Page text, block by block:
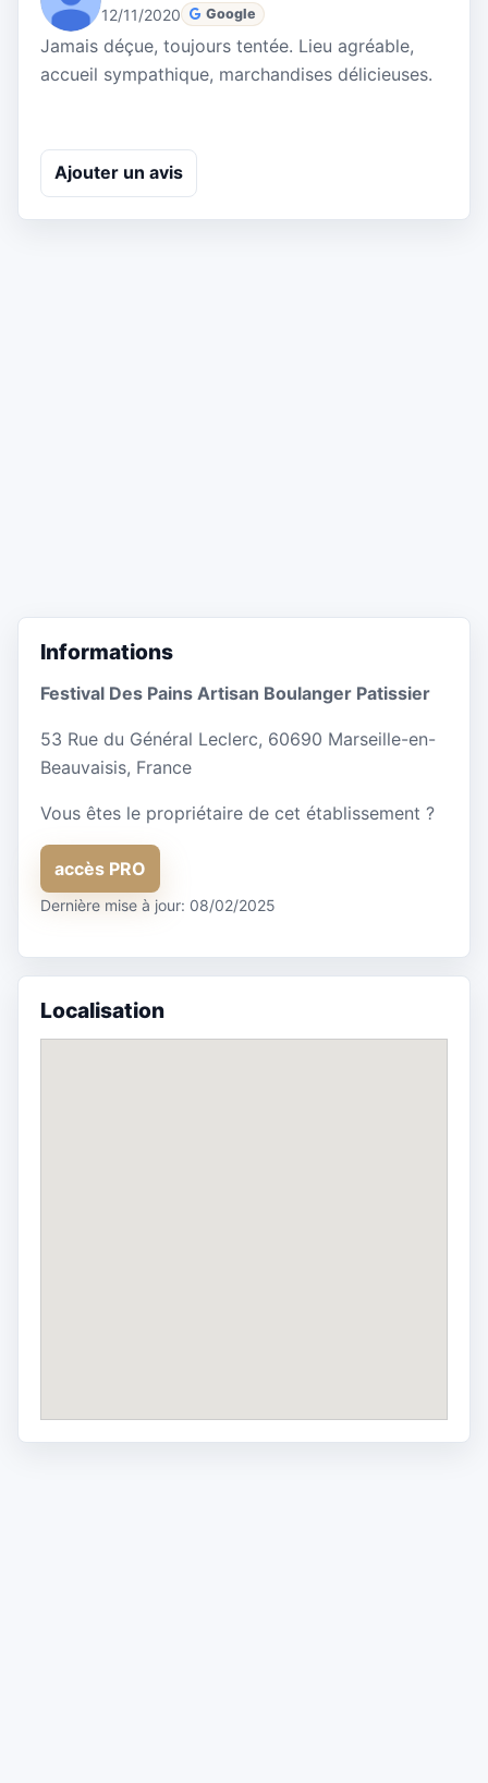
12/11/2020 Google
Jamais déçue, toujours tentée. Lieu agréable,
accueil sympathique, marchandises délicieuses.
Ajouter un avis
Informations
Festival Des Pains Artisan Boulanger Patissier
53 Rue du Général Leclerc, 60690 Marseille-en-
Beauvaisis, France
Vous êtes le propriétaire de cet établissement ?
accès PRO
Dernière mise à jour: 08/02/2025
Localisation